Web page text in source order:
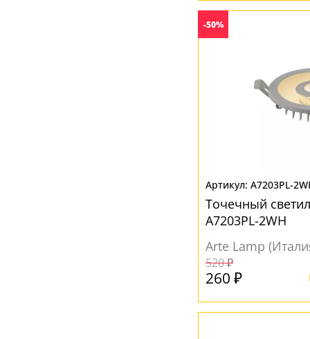
-50%
A7203PL-
Точечный
A7203PL-2WH
Arte Lamp
520 ₽
260 ₽